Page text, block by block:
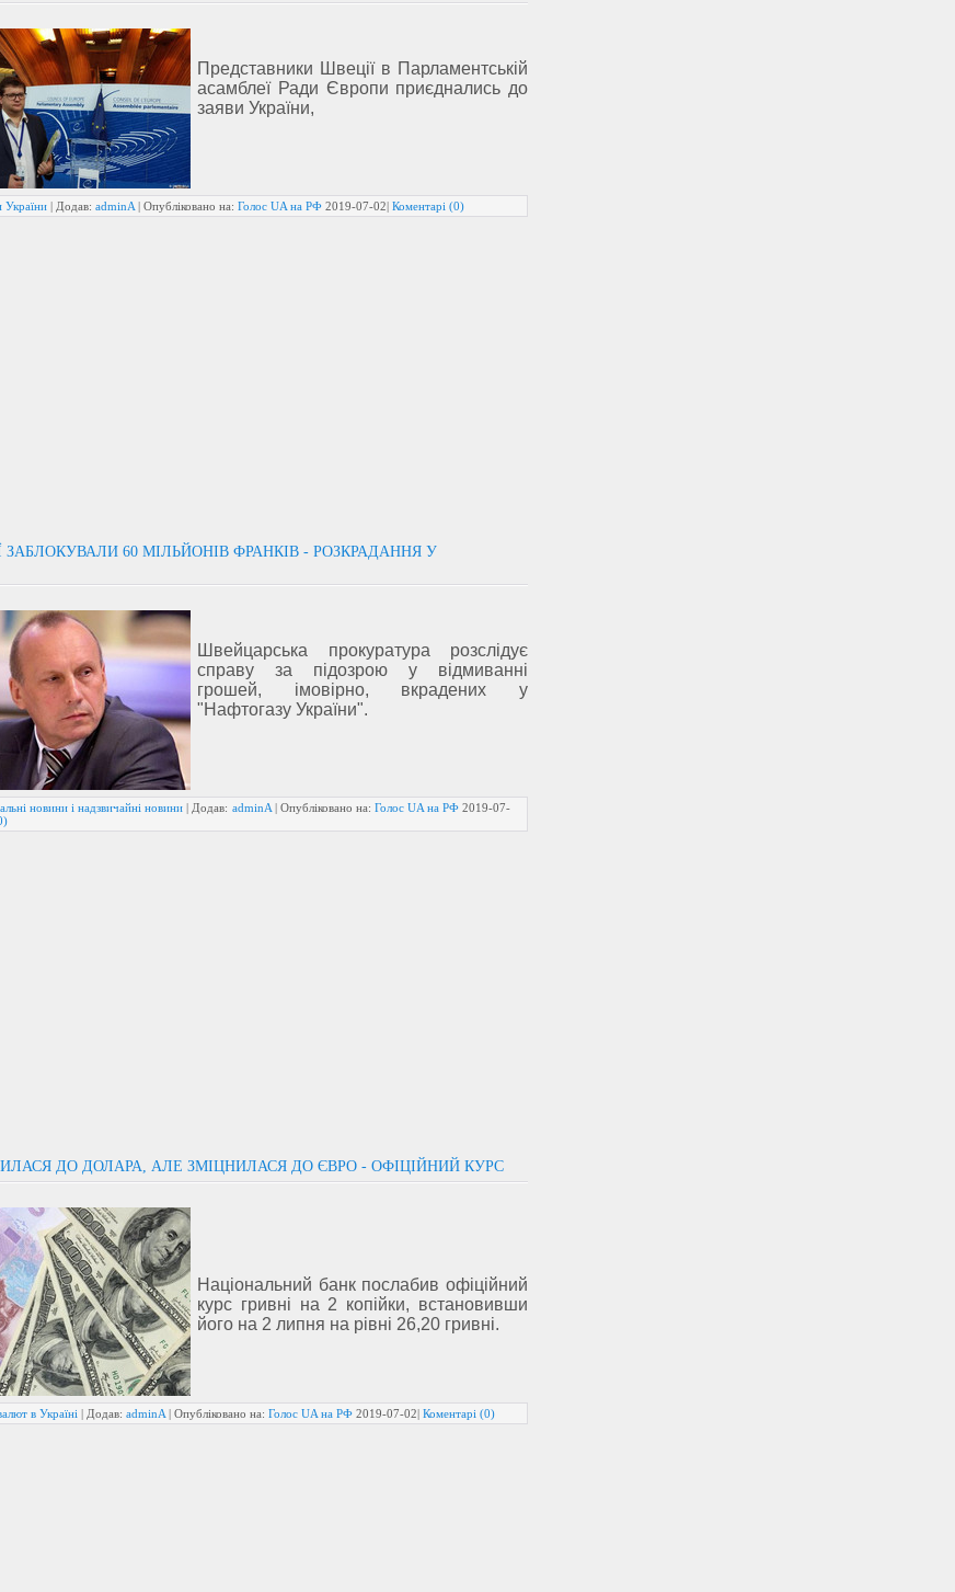
Представники Швеції в Парламентській
асамблеї Ради Європи приєднались до
заяви України,
України | Додав: adminA | Опубліковано на: Голос UA на РФ 2019-07-02| Коментарі (0)
ЗАБЛОКУВАЛИ 60 МІЛЬЙОНІВ ФРАНКІВ - РОЗКРАДАННЯ У
Швейцарська прокуратура розслідує
справу за підозрою у відмиванні
грошей, імовірно, вкрадених у
"Нафтогазу України".
новини і надзвичайні новини | Додав: adminA| Опубліковано на: Голос UA на РФ 2019-07-
ДО ДОЛАРА, АЛЕ ЗМІЦНИЛАСЯ ДО ЄВРО - ОФІЦІЙНИЙ КУРС
Національний банк послабив офіційний
курс гривні на 2 копійки, встановивши
його на 2 липня на рівні 26,20 гривні.
в Україні | Додав: adminA | Опубліковано на: Голос UA на РФ 2019-07-02| Коментарі (0)